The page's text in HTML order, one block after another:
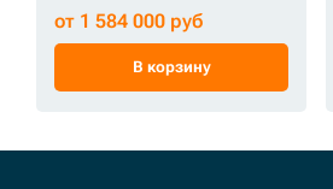
от 1 584 000 руб
В корзину